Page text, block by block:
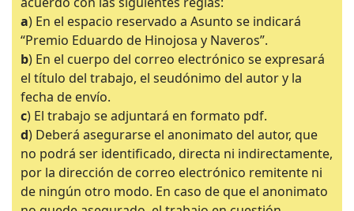
a) En el espacio reservado a Asunto se indicará
“Premio Eduardo de Hinojosa y Naveros”.
b) En el cuerpo del correo electrónico se expresará
el título del trabajo, el seudónimo del autor y la
fecha de envío.
c) El trabajo se adjuntará en formato pdf.
d) Deberá asegurarse el anonimato del autor, que
no podrá ser identificado, directa ni indirectamente,
por la dirección de correo electrónico remitente ni
de ningún otro modo. En caso de que el anonimato